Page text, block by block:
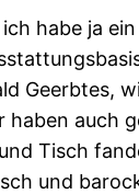
habe ja
Geerbtes,
Tisch
und